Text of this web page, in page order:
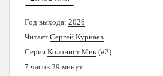
Год выхода: 2026
Читает Сергей Курнаев
Серия Колонист Мик(#2)
7 часов 39 минут